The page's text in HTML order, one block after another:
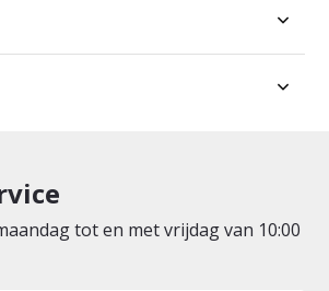
tot en met vrijdag van 10:00